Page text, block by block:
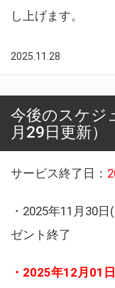
し上げます。
2025.11.28
今後のスケジ
月29日更新）
サービス終了日：
・2025年11月30
ゼント終了
・2025年12月01